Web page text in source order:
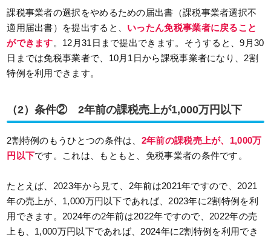
課税事業者の選択をやめるための届出書（課税事業者選択不
適用届出書）を提出すると、 いったん免税事業者に戻ること
ができます。12月31日まで提出できます。そうすると、9月30
日までは免税事業者で、10月1日から課税事業者になり、2割
特例を利用できます。
（2）条件② 2年前の課税売上が1,000万円以下
2割特例のもうひとつの条件は、 2年前の課税売上が、1,000万
円以下です。これは、もともと、免税事業者の条件です。
たとえば、2023年から見て、2年前は2021年ですので、2021
年の売上が、1,000万円以下であれば、2023年に2割特例を利
用できます。2024年の2年前は2022年ですので、2022年の売
上も、1,000万円以下であれば、2024年に2割特例を利用でき